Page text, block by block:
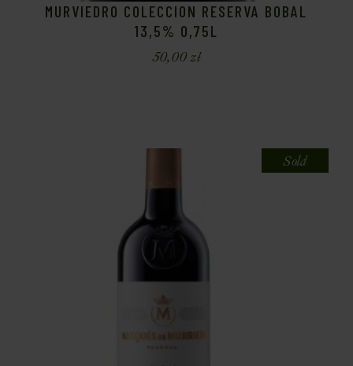
MURVIEDRO COLECCION RESERVA BOBAL
13,5% 0,75L
50,00zł
Sold